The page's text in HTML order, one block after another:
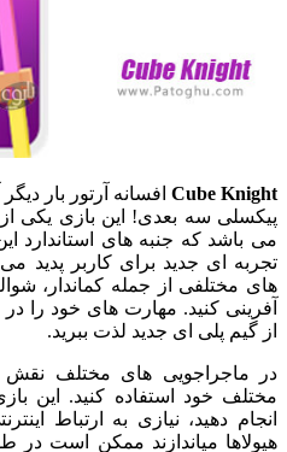
Cube Knight افسانه آرتور بار
می باشد که جنبه های استاندارد
تجربه ای جدید برای کاربر پدید
های مختلفی از جمله کماندار،
آفرینی کنید. مهارت های خود را در
از گیم پلی ای جدید لذت ببرید.
در ماجراجویی های مختلف نقش
مختلف خود استفاده کنید. این
انجام دهید، نیازی به ارتباط
هیولاها میاندازند ممکن است